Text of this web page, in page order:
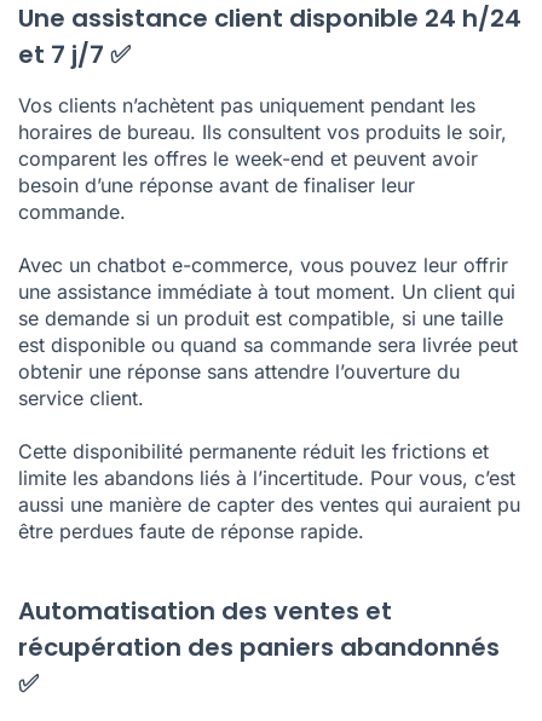
Une assistance client disponible 24 h/24
et 7 j/7 ✅
Vos clients n’achètent pas uniquement pendant les
horaires de bureau. Ils consultent vos produits le soir,
comparent les offres le week-end et peuvent avoir
besoin d’une réponse avant de finaliser leur
commande.
Avec un chatbot e-commerce, vous pouvez leur offrir
une assistance immédiate à tout moment. Un client qui
se demande si un produit est compatible, si une taille
est disponible ou quand sa commande sera livrée peut
obtenir une réponse sans attendre l’ouverture du
service client.
Cette disponibilité permanente réduit les frictions et
limite les abandons liés à l’incertitude. Pour vous, c’est
aussi une manière de capter des ventes qui auraient pu
être perdues faute de réponse rapide.
Automatisation des ventes et
récupération des paniers abandonnés
✅